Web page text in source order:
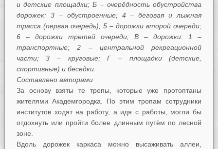
и детские площадки; Б – очерёдность обустройства
дорожек: 3 – обустроенные; 4 – беговая и лыжная
трасса (первая очередь); 5 – дорожки второй очереди;
6
– дорожки третей очереди; В – дорожки: 1
–
транспортные; 2
– центральной рекреационной
части; 3 – круговые; Г – площадки (детские,
спортивные) и беседки.
Составлено авторами
За основу взяты те тропы, которые уже протоптаны
жителями Академгородка. По этим тропам сотрудники
институтов ходят на работу, а идя с работы, могли бы
отдохнуть или пройти более длинным путём по лесной
зоне.
Вдоль дорожек каркаса можно высаживать аллеи,